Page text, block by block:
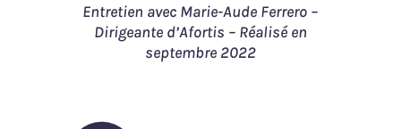
Entretien avec Marie-Aude Ferrero –
Dirigeante d’Afortis – Réalisé en
septembre 2022